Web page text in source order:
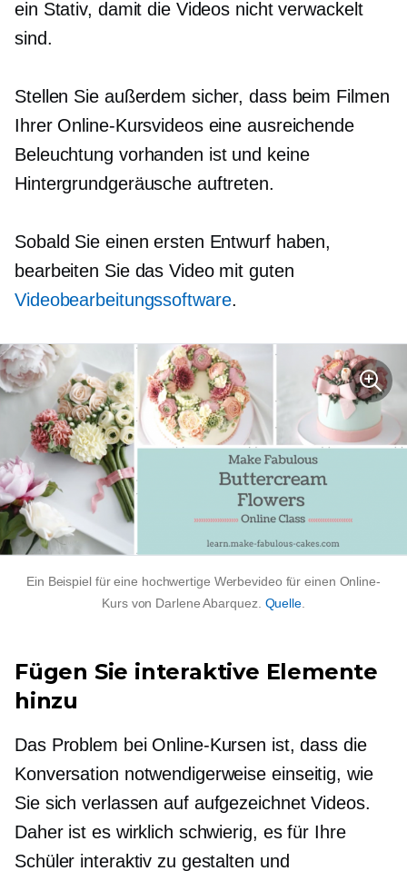
ein Stativ, damit die Videos nicht verwackelt
sind.
Stellen Sie außerdem sicher, dass beim Filmen
Ihrer Online-Kursvideos eine ausreichende
Beleuchtung vorhanden ist und keine
Hintergrundgeräusche auftreten.
Sobald Sie einen ersten Entwurf haben,
bearbeiten Sie das Video mit guten
Videobearbeitungssoftware.
Ein Beispiel für eine hochwertige Werbevideo für einen Online-
Kurs von Darlene Abarquez. Quelle.
Fügen Sie interaktive Elemente
hinzu
Das Problem bei Online-Kursen ist, dass die
Konversation notwendigerweise einseitig, wie
Sie sich verlassen auf aufgezeichnetVideos.
Daher ist es wirklich schwierig, es für Ihre
Schüler interaktiv zu gestalten und